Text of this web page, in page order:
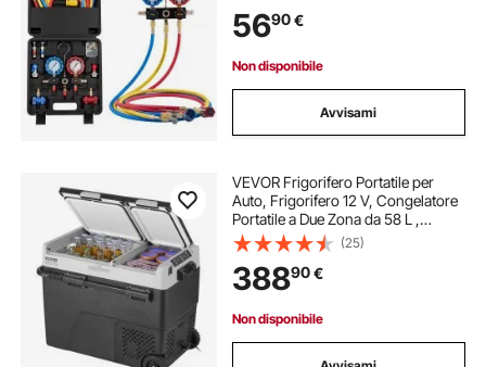
Refrigerante a 3 Vie Tubi Flessibili
Raccordi a Sgancio Rapido,
Auto
5690€
Non disponibile
Avvisami
VEVOR Frigorifero Portatile per
Auto, Frigorifero 12 V, Congelatore
Portatile a Due Zona da 58 L ,
Temperatura Regolabile - 20 ~ 20
℃, Refrigeratore a Compressore
per Casa, Esterno, Camper, Auto
(25)
38890€
Non disponibile